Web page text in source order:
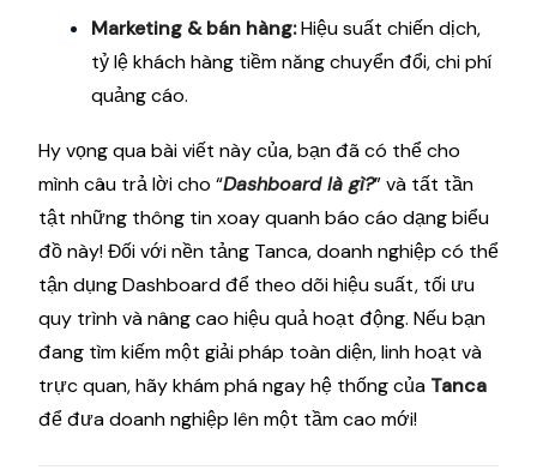
Marketing & bán hàng:Hiệu suất chiến dịch,
tỷ lệ khách hàng tiềm năng chuyển đổi, chi phí
quảng cáo.
Hy vọng qua bài viết này của, bạn đã có thể cho
mình câu trả lời cho “Dashboard là gì?” và tất tần
tật những thông tin xoay quanh báo cáo dạng biểu
đồ này! Đối với nền tảng Tanca, doanh nghiệp có thể
tận dụng Dashboard để theo dõi hiệu suất, tối ưu
quy trình và nâng cao hiệu quả hoạt động. Nếu bạn
đang tìm kiếm một giải pháp toàn diện, linh hoạt và
trực quan, hãy khám phá ngay hệ thống của Tanca
để đưa doanh nghiệp lên một tầm cao mới!